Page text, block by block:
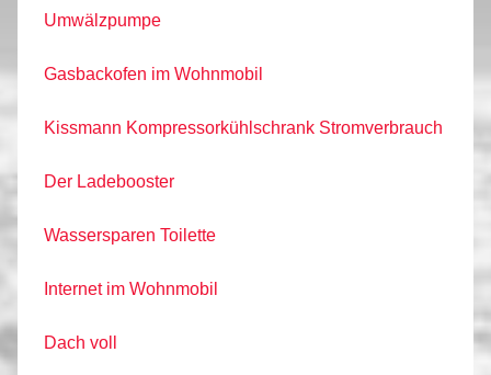
Umwälzpumpe
Gasbackofen im Wohnmobil
Kissmann Kompressorkühlschrank Stromverbrauch
Der Ladebooster
Wassersparen Toilette
Internet im Wohnmobil
Dach voll